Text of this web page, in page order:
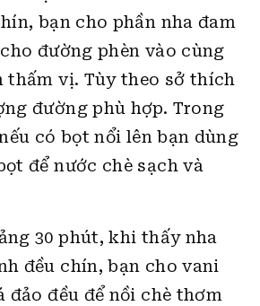
bạn cho phần nha đam
đường phèn vào cùng
thấm vị. Tùy theo sở thích
đường phù hợp. Trong
có bọt nổi lên bạn dùng
để nước chè sạch và
30 phút, khi thấy nha
đều chín, bạn cho vani
đảo đều để nồi chè thơm